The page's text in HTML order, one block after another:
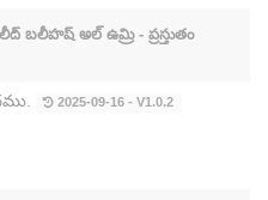
బలీహష్ అల్ ఉమ్రి - ప్రస్తుతం
2025-09-16 - V1.0.2